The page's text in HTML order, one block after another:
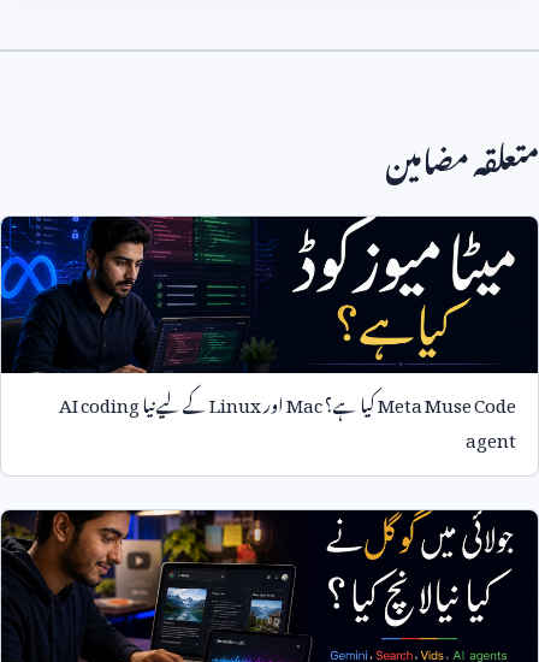
متعلقہ مضامین
Meta Muse Codeکیا ہے؟MacاورLinuxکے لیے نیاAI coding
agent